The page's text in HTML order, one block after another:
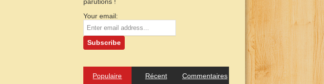
Your email:
Populaire Récent Commentaires